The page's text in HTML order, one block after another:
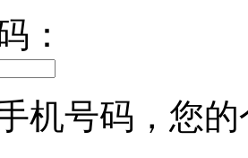
：
机号码，您